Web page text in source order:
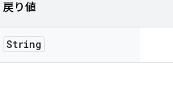
戻り値
String